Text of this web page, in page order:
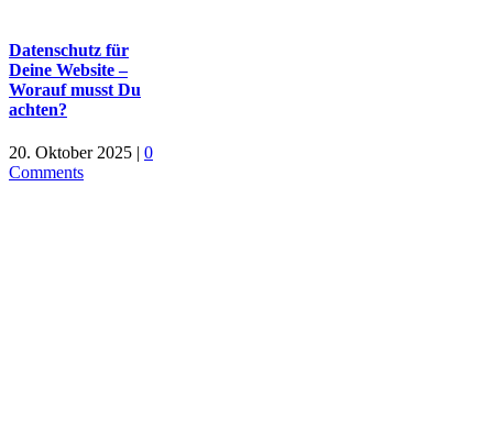
Datenschutz für
Deine Website –
Worauf musst Du
achten?
20. Oktober 2025 | 0
Comments